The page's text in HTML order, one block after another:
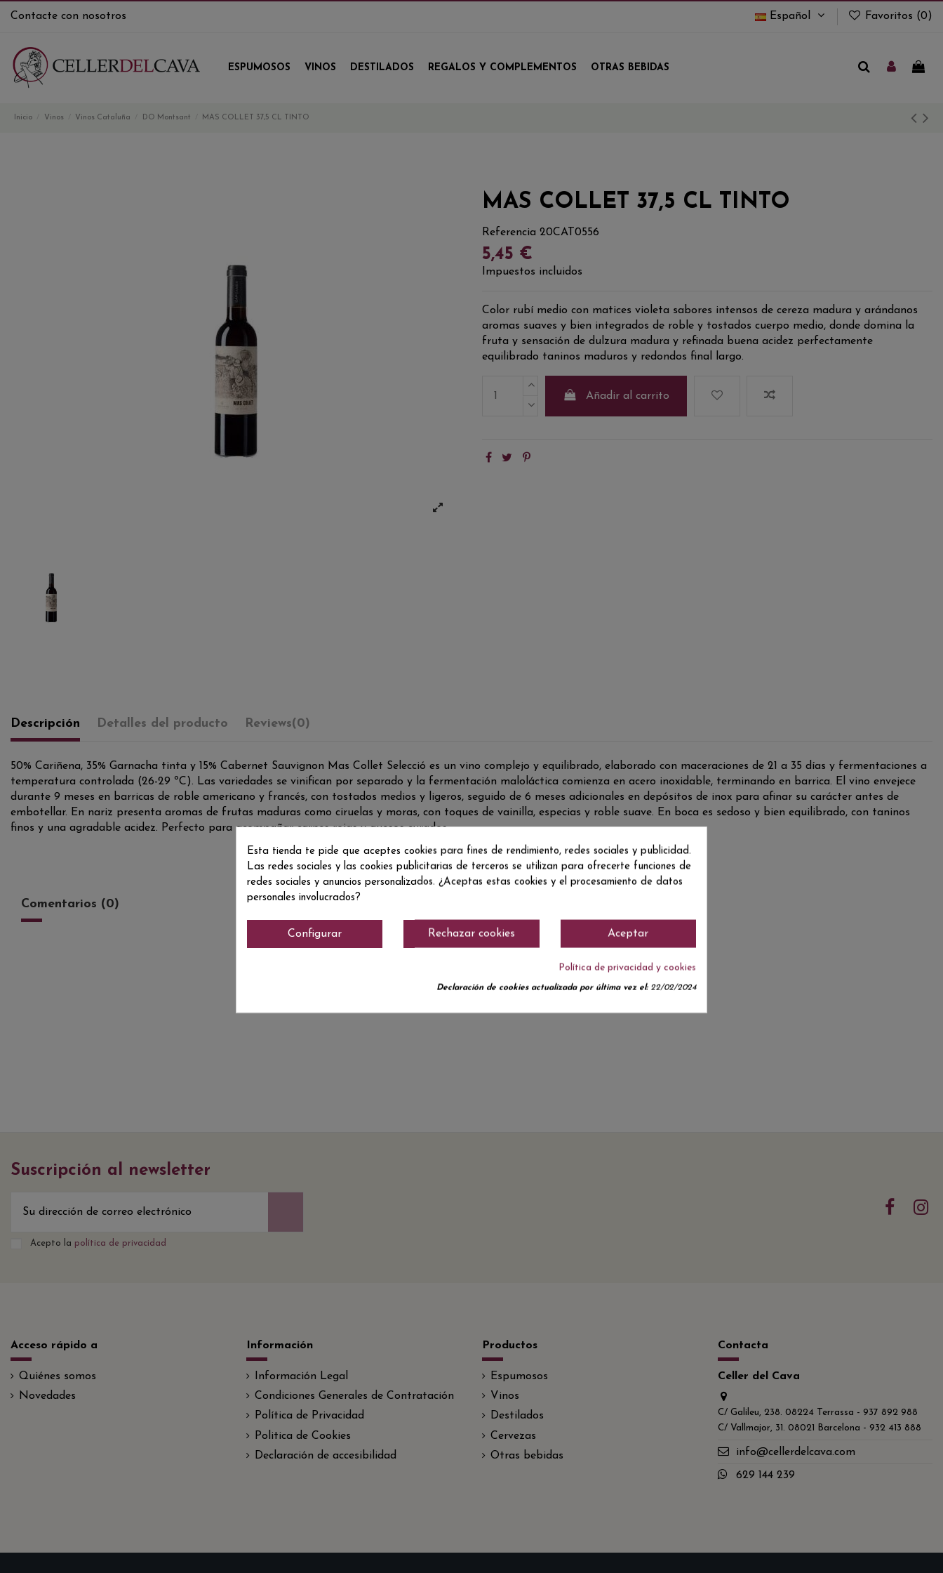
Contacte con nosotros Español Favoritos (0)
ESPUMOSOS VINOS DESTILADOS REGALOS Y COMPLEMENTOS OTRAS BEBIDAS
Inicio Vinos Vinos Cataluña DO Montsant MAS COLLET 37,5 CL TINTO
MAS COLLET 37,5 CL TINTO
Referencia 20CAT0556
5,45 €
Impuestos incluidos
Color rubí medio con matices violeta sabores intensos de cereza madura y arándanos
aromas suaves y bien integrados de roble y tostados cuerpo medio, donde domina la
fruta y sensación de dulzura madura y refinada buena acidez perfectamente
equilibrado taninos maduros y redondos final largo.
Añadir al carrito
Descripción Detalles del producto Reviews(0)
50% Cariñena, 35% Garnacha tinta y 15% Cabernet Sauvignon Mas Collet Selecció es un vino complejo y equilibrado, elaborado con maceraciones de 21 a 35 días y fermentaciones a
temperatura controlada (26-29 ºC). Las variedades se vinifican por separado y la fermentación maloláctica comienza en acero inoxidable, terminando en barrica. El vino envejece
durante 9 meses en barricas de roble americano y francés, con tostados medios y ligeros, seguido de 6 meses adicionales en depósitos de inox para afinar su carácter antes de
embotellar. En nariz presenta aromas de frutas maduras como ciruelas y moras, con toques de vainilla, especias y roble suave. En boca es sedoso y bien equilibrado, con taninos
finos y una agradable acidez. Perfecto para acompañar carnes rojas y quesos curados.
Comentarios (0)
Suscripción al newsletter
Acepto la política de privacidad
Acceso rápido a
Quiénes somos
Novedades
Información
Información Legal
Condiciones Generales de Contratación
Política de Privacidad
Politica de Cookies
Declaración de accesibilidad
Productos
Espumosos
Vinos
Destilados
Cervezas
Otras bebidas
Contacta
Celler del Cava
C/ Galileu, 238. 08224 Terrassa - 937 892 988
C/ Vallmajor, 31. 08021 Barcelona - 932 413 888
info@cellerdelcava.com
629 144 239
Esta tienda te pide que aceptes cookies para fines de rendimiento, redes sociales y publicidad.
Las redes sociales y las cookies publicitarias de terceros se utilizan para ofrecerte funciones de
redes sociales y anuncios personalizados. ¿Aceptas estas cookies y el procesamiento de datos
personales involucrados?
Aceptar
Rechazar cookies
Configurar
Política de privacidad y cookies
Declaración de cookies actualizada por última vez el:22/02/2024